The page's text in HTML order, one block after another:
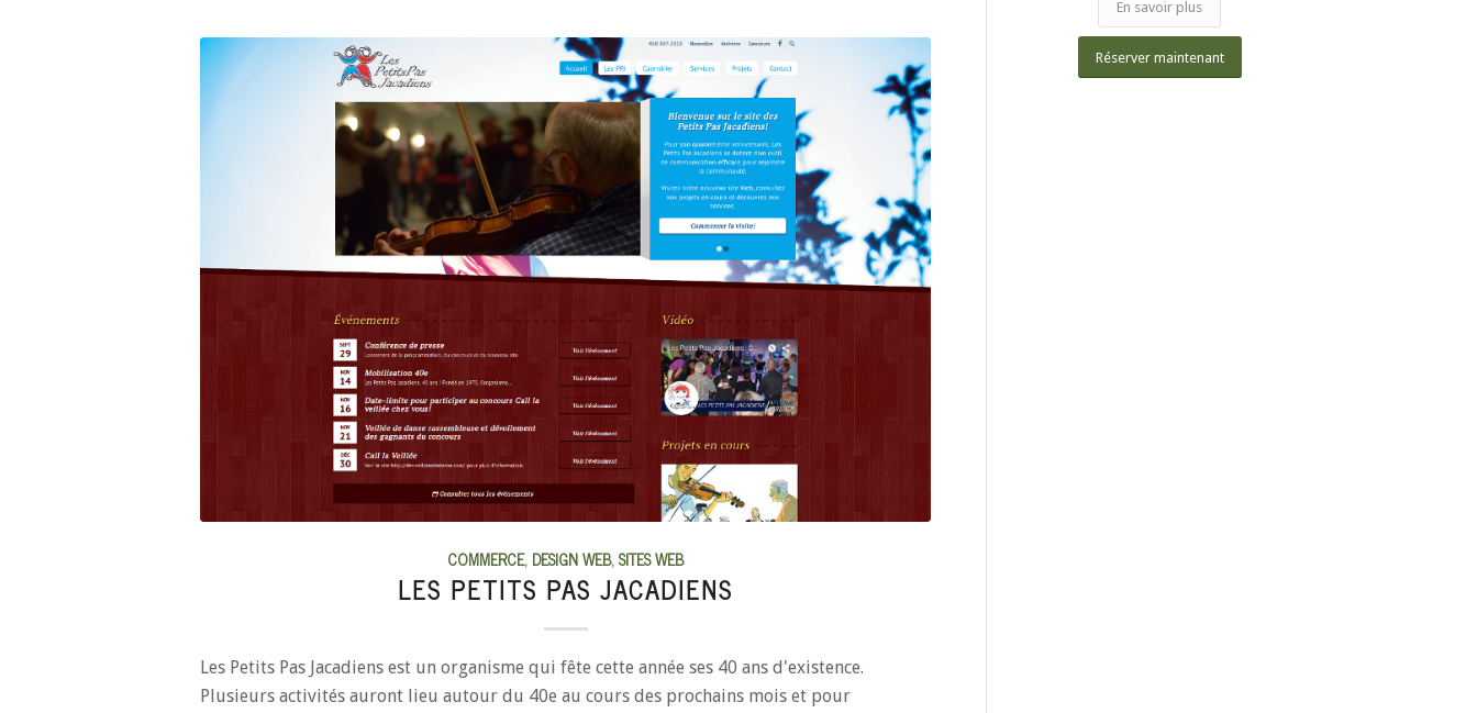
COMMERCE, DESIGN WEB,SITES WEB
LES PETITS PAS JACADIENS
Les Petits Pas Jacadiens est un organisme qui fête cette année ses 40 ans d'existence.
Plusieurs activités auront lieu autour du 40e au cours des prochains mois et pour
En savoir plus
Réserver maintenant